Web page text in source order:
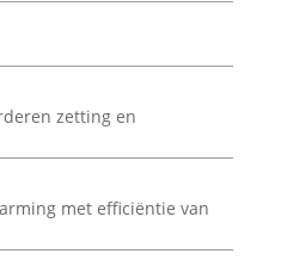
zetting en
met efficiëntie van